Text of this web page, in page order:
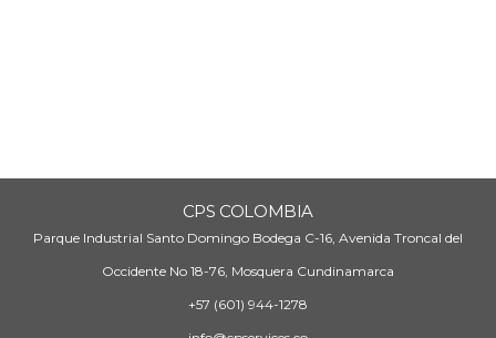
CPS COLOMBIA
Parque Industrial Santo Domingo Bodega C-16, Avenida Troncal del
Occidente No 18-76, Mosquera Cundinamarca
+57 (601) 944-1278